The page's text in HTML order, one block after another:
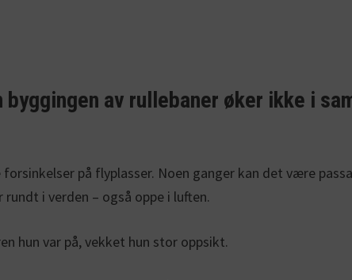
av rullebaner øker ikke i
på flyplasser. Noen ganger kan det være
i verden – også oppe i luften.
hun var på, vekket hun stor oppsikt.